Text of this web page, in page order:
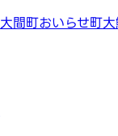
大間町おいらせ町